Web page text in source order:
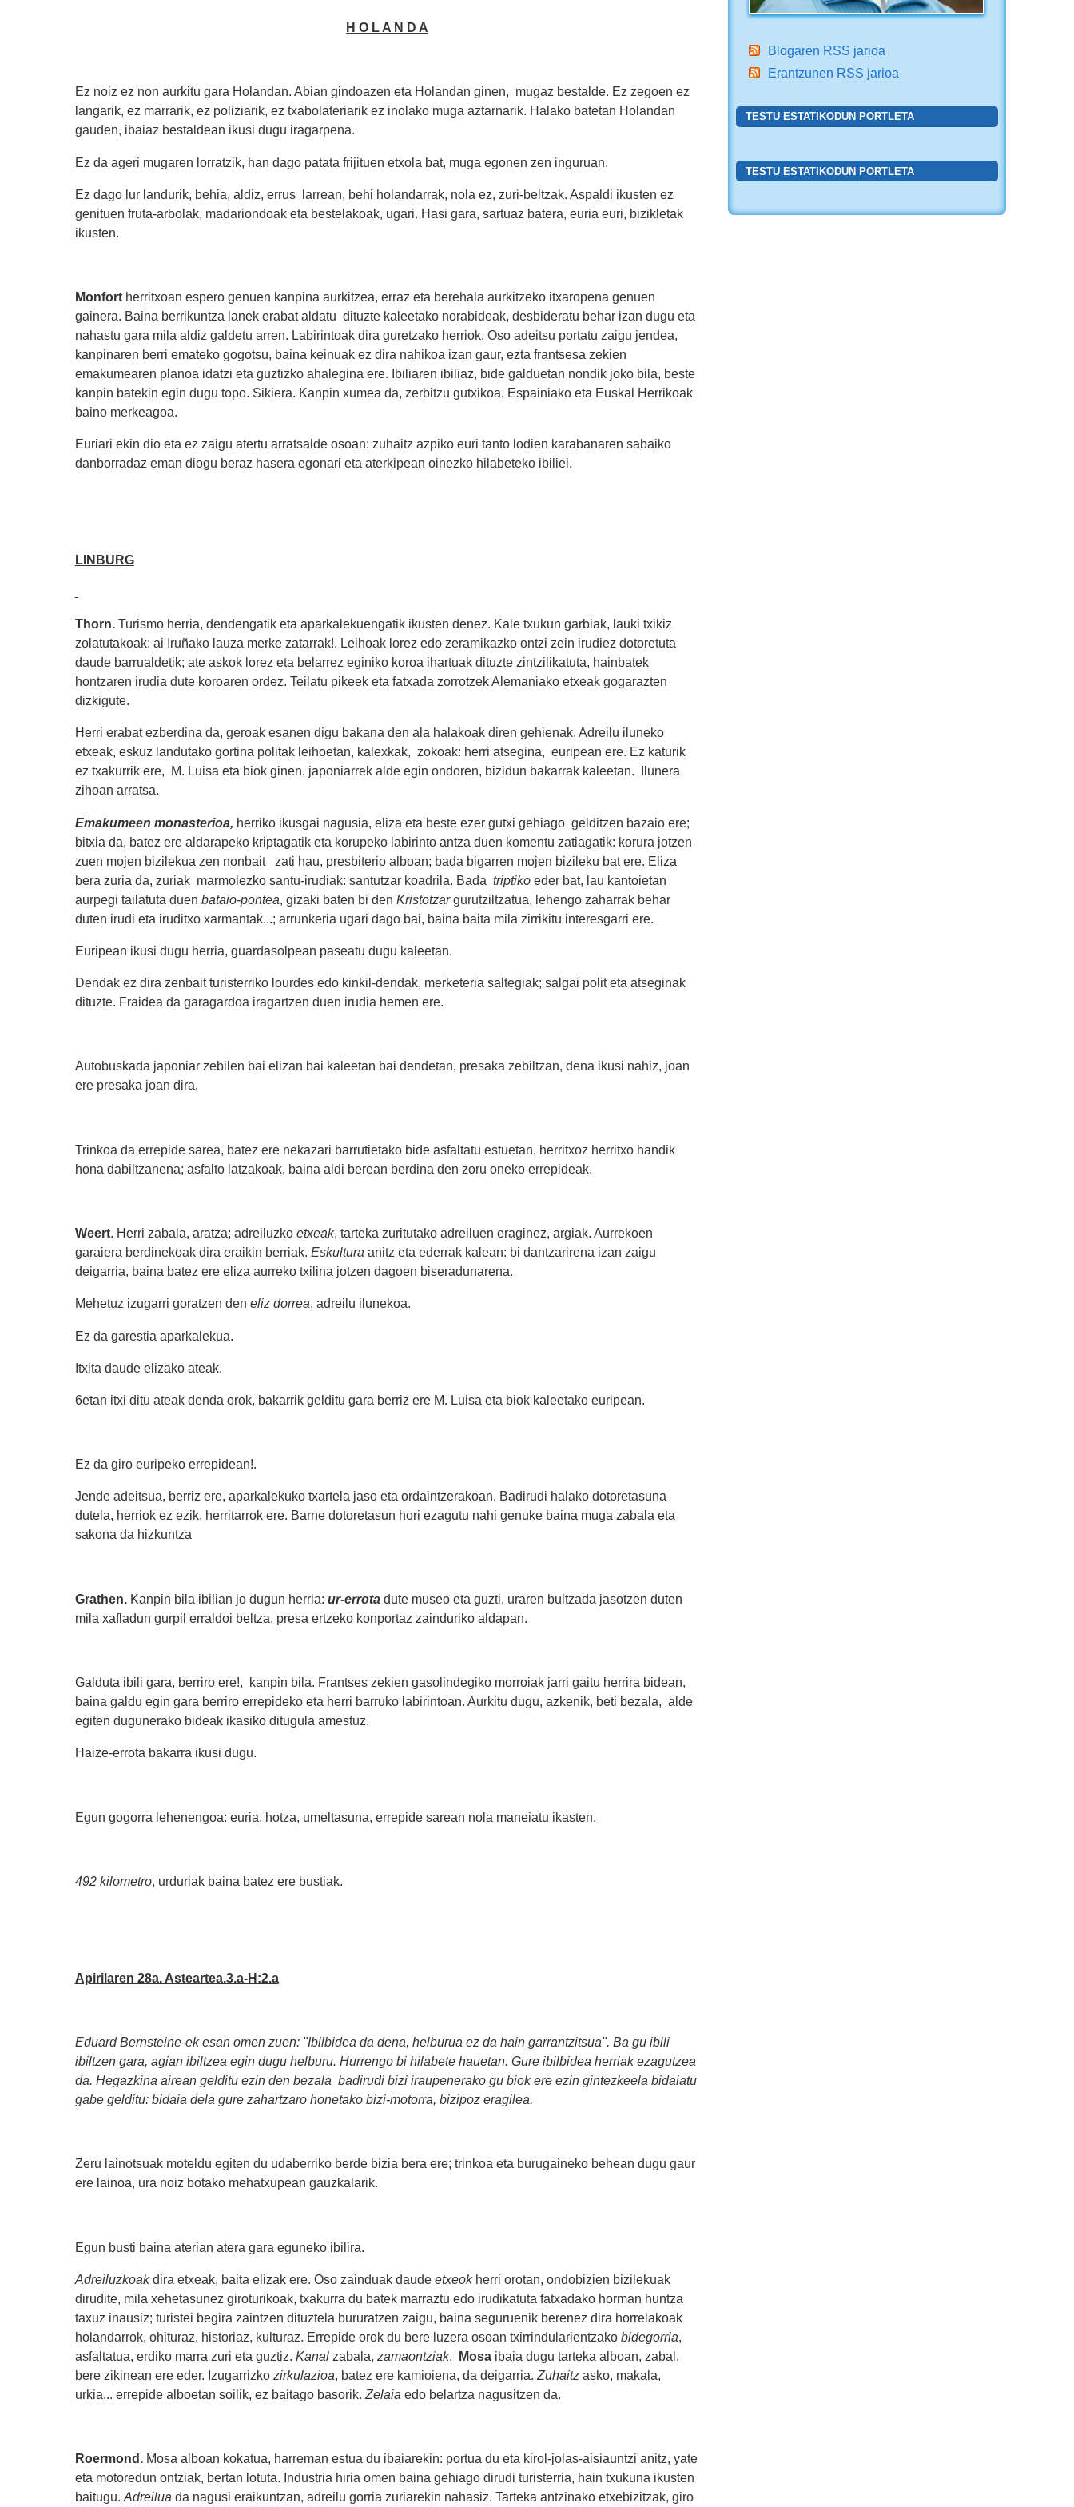
H O L A N D A
Ez noiz ez non aurkitu gara Holandan. Abian gindoazen eta Holandan ginen, mugaz bestalde. Ez zegoen ez
langarik, ez marrarik, ez poliziarik, ez txabolateriarik ez inolako muga aztarnarik. Halako batetan Holandan
gauden, ibaiaz bestaldean ikusi dugu iragarpena.
Ez da ageri mugaren lorratzik, han dago patata frijituen etxola bat, muga egonen zen inguruan.
Ez dago lur landurik, behia, aldiz, errus larrean, behi holandarrak, nola ez, zuri-beltzak. Aspaldi ikusten ez
genituen fruta-arbolak, madariondoak eta bestelakoak, ugari. Hasi gara, sartuaz batera, euria euri, bizikletak
ikusten.
Monfortherritxoan espero genuen kanpina aurkitzea, erraz eta berehala aurkitzeko itxaropena genuen
gainera. Baina berrikuntza lanek erabat aldatu dituzte kaleetako norabideak, desbideratu behar izan dugu eta
nahastu gara mila aldiz galdetu arren. Labirintoak dira guretzako herriok. Oso adeitsu portatu zaigu jendea,
kanpinaren berri emateko gogotsu, baina keinuak ez dira nahikoa izan gaur, ezta frantsesa zekien
emakumearen planoa idatzi eta guztizko ahalegina ere. Ibiliaren ibiliaz, bide galduetan nondik joko bila, beste
kanpin batekin egin dugu topo. Sikiera. Kanpin xumea da, zerbitzu gutxikoa, Espainiako eta Euskal Herrikoak
baino merkeagoa.
Euriari ekin dio eta ez zaigu atertu arratsalde osoan: zuhaitz azpiko euri tanto lodien karabanaren sabaiko
danborradaz eman diogu beraz hasera egonari eta aterkipean oinezko hilabeteko ibiliei.
LINBURG
Thorn.Turismo herria, dendengatik eta aparkalekuengatik ikusten denez. Kale txukun garbiak, lauki txikiz
zolatutakoak: ai Iruñako lauza merke zatarrak!. Leihoak lorez edo zeramikazko ontzi zein irudiez dotoretuta
daude barrualdetik; ate askok lorez eta belarrez eginiko koroa ihartuak dituzte zintzilikatuta, hainbatek
hontzaren irudia dute koroaren ordez. Teilatu pikeek eta fatxada zorrotzek Alemaniako etxeak gogarazten
dizkigute.
Herri erabat ezberdina da, geroak esanen digu bakana den ala halakoak diren gehienak. Adreilu iluneko
etxeak, eskuz landutako gortina politak leihoetan, kalexkak, zokoak: herri atsegina, euripean ere. Ez katurik
ez txakurrik ere, M. Luisa eta biok ginen, japoniarrek alde egin ondoren, bizidun bakarrak kaleetan. Ilunera
zihoan arratsa.
Emakumeen monasterioa, herriko ikusgai nagusia, eliza eta beste ezer gutxi gehiago gelditzen bazaio ere;
bitxia da, batez ere aldarapeko kriptagatik eta korupeko labirinto antza duen komentu zatiagatik: korura jotzen
zuen mojen bizilekua zen nonbait zati hau, presbiterio alboan; bada bigarren mojen bizileku bat ere. Eliza
bera zuria da, zuriak marmolezko santu-irudiak: santutzar koadrila. Bada triptikoeder bat, lau kantoietan
aurpegi tailatuta duen bataio-pontea, gizaki baten bi den Kristotzargurutziltzatua, lehengo zaharrak behar
duten irudi eta iruditxo xarmantak...; arrunkeria ugari dago bai, baina baita mila zirrikitu interesgarri ere.
Euripean ikusi dugu herria, guardasolpean paseatu dugu kaleetan.
Dendak ez dira zenbait turisterriko lourdes edo kinkil-dendak, merketeria saltegiak; salgai polit eta atseginak
dituzte. Fraidea da garagardoa iragartzen duen irudia hemen ere.
Autobuskada japoniar zebilen bai elizan bai kaleetan bai dendetan, presaka zebiltzan, dena ikusi nahiz, joan
ere presaka joan dira.
Trinkoa da errepide sarea, batez ere nekazari barrutietako bide asfaltatu estuetan, herritxoz herritxo handik
hona dabiltzanena; asfalto latzakoak, baina aldi berean berdina den zoru oneko errepideak.
Weert. Herri zabala, aratza; adreiluzko etxeak, tarteka zuritutako adreiluen eraginez, argiak. Aurrekoen
garaiera berdinekoak dira eraikin berriak. Eskultura anitz eta ederrak kalean: bi dantzarirena izan zaigu
deigarria, baina batez ere eliza aurreko txilina jotzen dagoen biseradunarena.
Mehetuz izugarri goratzen den eliz dorrea, adreilu ilunekoa.
Ez da garestia aparkalekua.
Itxita daude elizako ateak.
6etan itxi ditu ateak denda orok, bakarrik gelditu gara berriz ere M. Luisa eta biok kaleetako euripean.
Ez da giro euripeko errepidean!.
Jende adeitsua, berriz ere, aparkalekuko txartela jaso eta ordaintzerakoan. Badirudi halako dotoretasuna
dutela, herriok ez ezik, herritarrok ere. Barne dotoretasun hori ezagutu nahi genuke baina muga zabala eta
sakona da hizkuntza
Grathen.Kanpin bila ibilian jo dugun herria: ur-errotadute museo eta guzti, uraren bultzada jasotzen duten
mila xafladun gurpil erraldoi beltza, presa ertzeko konportaz zainduriko aldapan.
Galduta ibili gara, berriro ere!, kanpin bila. Frantses zekien gasolindegiko morroiak jarri gaitu herrira bidean,
baina galdu egin gara berriro errepideko eta herri barruko labirintoan. Aurkitu dugu, azkenik, beti bezala, alde
egiten dugunerako bideak ikasiko ditugula amestuz.
Haize-errota bakarra ikusi dugu.
Egun gogorra lehenengoa: euria, hotza, umeltasuna, errepide sarean nola maneiatu ikasten.
492 kilometro, urduriak baina batez ere bustiak.
Apirilaren 28a. Asteartea.3.a-H:2.a
Eduard Bernsteine-ek esan omen zuen: "Ibilbidea da dena, helburua ez da hain garrantzitsua". Ba gu ibili
ibiltzen gara, agian ibiltzea egin dugu helburu. Hurrengo bi hilabete hauetan. Gure ibilbidea herriak ezagutzea
da. Hegazkina airean gelditu ezin den bezala badirudi bizi iraupenerako gu biok ere ezin gintezkeela bidaiatu
gabe gelditu: bidaia dela gure zahartzaro honetako bizi-motorra, bizipoz eragilea.
Zeru lainotsuak moteldu egiten du udaberriko berde bizia bera ere; trinkoa eta burugaineko behean dugu gaur
ere lainoa, ura noiz botako mehatxupean gauzkalarik.
Egun busti baina aterian atera gara eguneko ibilira.
Adreiluzkoakdira etxeak, baita elizak ere. Oso zainduak daude etxeokherri orotan, ondobizien bizilekuak
dirudite, mila xehetasunez giroturikoak, txakurra du batek marraztu edo irudikatuta fatxadako horman huntza
taxuz inausiz; turistei begira zaintzen dituztela bururatzen zaigu, baina seguruenik berenez dira horrelakoak
holandarrok, ohituraz, historiaz, kulturaz. Errepide orok du bere luzera osoan txirrindularientzako bidegorria,
asfaltatua, erdiko marra zuri eta guztiz. Kanalzabala, zamaontziak. Mosaibaia dugu tarteka alboan, zabal,
bere zikinean ere eder. Izugarrizko zirkulazioa, batez ere kamioiena, da deigarria. Zuhaitzasko, makala,
urkia... errepide alboetan soilik, ez baitago basorik. Zelaia edo belartza nagusitzen da.
Roermond.Mosa alboan kokatua, harreman estua du ibaiarekin: portua du eta kirol-jolas-aisiauntzi anitz, yate
eta motoredun ontziak, bertan lotuta. Industria hiria omen baina gehiago dirudi turisterria, hain txukuna ikusten
baitugu. Adreilua da nagusi eraikuntzan, adreilu gorria zuriarekin nahasiz. Tarteka antzinako etxebizitzak, giro
Blogaren RSS jarioa
Erantzunen RSS jarioa
TESTU ESTATIKODUN PORTLETA
TESTU ESTATIKODUN PORTLETA